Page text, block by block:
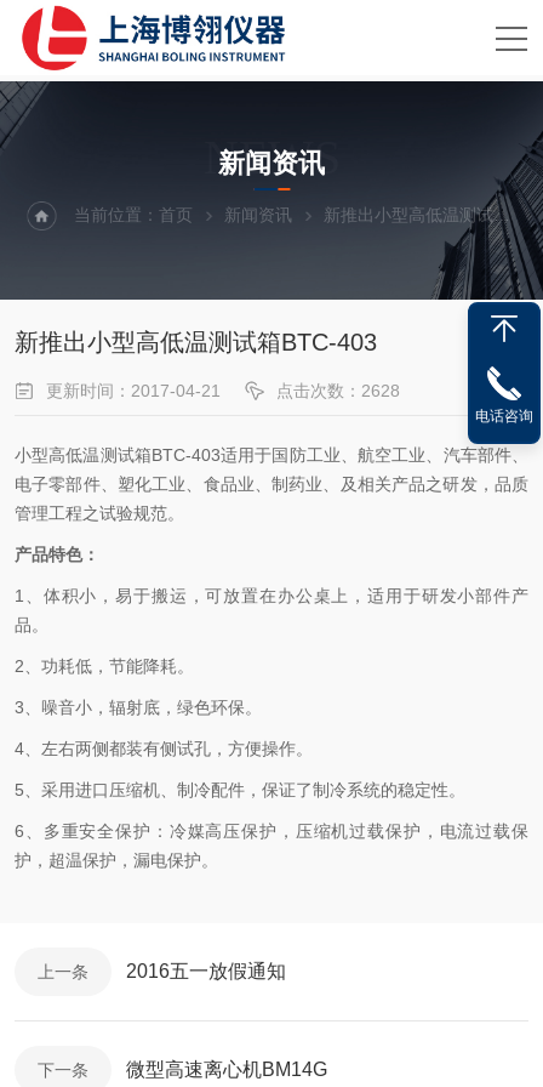
NEWS
新闻资讯
当前位置：首页 新闻资讯 新推出小型高低温测试箱BTC-403
新推出小型高低温测试箱BTC-403
更新时间：2017-04-21 点击次数：2628
小型高低温测试箱BTC-403适用于国防工业、航空工业、汽车部件、
电子零部件、塑化工业、食品业、制药业、及相关产品之研发，品质
管理工程之试验规范。
产品特色：
1、体积小，易于搬运，可放置在办公桌上，适用于研发小部件产
品。
2、功耗低，节能降耗。
3、噪音小，辐射底，绿色环保。
4、 左右两侧都装有侧试孔，方便操作。
5、 采用进口压缩机、制冷配件，保证了制冷系统的稳定性。
6、 多重安全保护：冷媒高压保护，压缩机过载保护，电流过载保
护，超温保护，漏电保护。
上一条 2016五一放假通知
下一条 微型高速离心机BM14G
电话咨询